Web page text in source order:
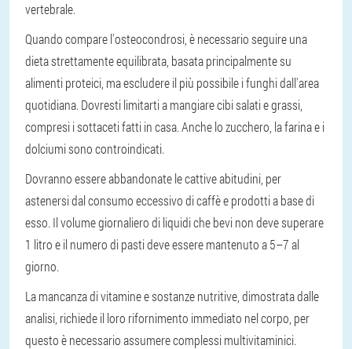
vertebrale.
Quando compare l'osteocondrosi, è necessario seguire una
dieta strettamente equilibrata, basata principalmente su
alimenti proteici, ma escludere il più possibile i funghi dall'area
quotidiana. Dovresti limitarti a mangiare cibi salati e grassi,
compresi i sottaceti fatti in casa. Anche lo zucchero, la farina e i
dolciumi sono controindicati.
Dovranno essere abbandonate le cattive abitudini, per
astenersi dal consumo eccessivo di caffè e prodotti a base di
esso. Il volume giornaliero di liquidi che bevi non deve superare
1 litro e il numero di pasti deve essere mantenuto a 5–7 al
giorno.
La mancanza di vitamine e sostanze nutritive, dimostrata dalle
analisi, richiede il loro rifornimento immediato nel corpo, per
questo è necessario assumere complessi multivitaminici.